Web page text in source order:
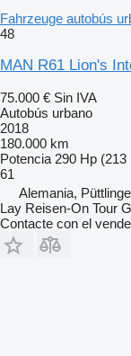
Fahrzeuge autobús
48
MAN R61 Lion's
75.000 € Sin IVA
Autobús urbano
2018
180.000 km
Potencia 290 Hp (213
61
Alemania,
Lay Reisen-On Tour
Contacte con el